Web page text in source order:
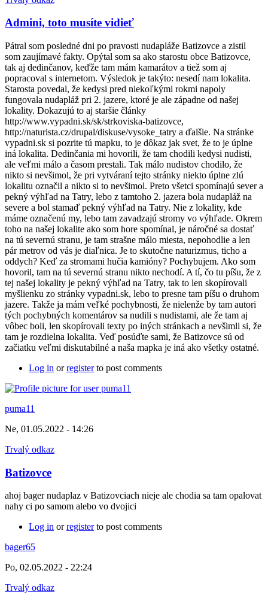
Admini, toto musíte vidieť
Pátral som posledné dni po pravosti nudapláže Batizovce a zistil
som zaujímavé fakty. Opýtal som sa ako starostu obce Batizovce,
tak aj dedinčanov, keďže tam mám kamarátov a tiež som aj
popracoval s internetom. Výsledok je takýto: nesedí nam lokalita.
Starosta povedal, že kedysi pred niekoľkými rokmi napoly
fungovala nudapláž pri 2. jazere, ktoré je ale západne od našej
lokality. Dokazujú to aj staršie články
http://www.vypadni.sk/sk/strkoviska-batizovce,
http://naturista.cz/drupal/diskuse/vysoke_tatry a ďalšie. Na stránke
vypadni.sk si pozrite tú mapku, to je dôkaz jak svet, že to je úplne
iná lokalita. Dedinčania mi hovorili, že tam chodili kedysi nudisti,
ale veľmi málo a časom prestali. Tak málo nudistov chodilo, že
nikto si nevšimol, že pri vytváraní tejto stránky niekto úplne zlú
lokalitu označil a nikto si to nevšimol. Preto všetci spomínajú sever a
pekný výhľad na Tatry, lebo z tamtoho 2. jazera bola nudapláž na
severe a bol stamaď pekný výhľad na Tatry. Nie z lokality, kde
máme označenú my, lebo tam zavadzajú stromy vo výhľade. Okrem
toho na našej lokalite ako som hore spomínal, je náročné sa dostať
na tú severnú stranu, je tam strašne málo miesta, nepohodlie a len
pár metrov od vás je diaľnica. Je to skutočne naturizmus, ticho a
oddych? Keď za stromami hučia kamióny? Pochybujem. Ako som
hovoril, tam na tú severnú stranu nikto nechodí. A tí, čo tu píšu, že z
tej našej lokality je pekný výhľad na Tatry, tak to len skopírovali
myšlienku zo stránky vypadni.sk, lebo to presne tam píšu o druhom
jazere. Takže ja mám veľké pochybnosti, že nielenže by tam autori
tých pochybných komentárov sa nudili s nudistami, ale že tam aj
vôbec boli, len skopírovali texty po iných stránkach a nevšimli si, že
tam je rozdielna lokalita. Veď posúďte sami, že Batizovce sú od
začiatku veľmi diskutabilné a naša mapka je iná ako všetky ostatné.
Log in orregisterto post comments
puma11
Ne, 01.05.2022 - 14:26
Trvalý odkaz
Batizovce
ahoj bager nudaplaz v Batizovciach nieje ale chodia sa tam opalovat
nahy ci po samom alebo vo dvojici
Log in orregisterto post comments
bager65
Po, 02.05.2022 - 22:24
Trvalý odkaz